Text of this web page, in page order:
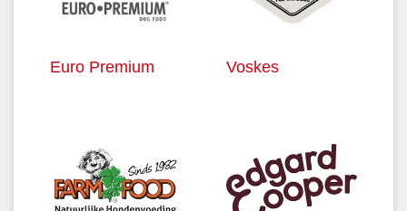
Euro Premium Voskes